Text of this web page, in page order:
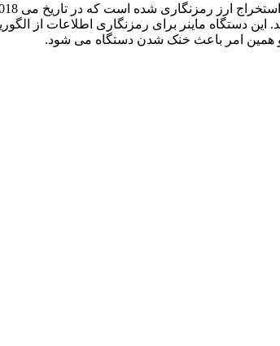
و همین امر باعث خنک شدن دستگاه می شود.